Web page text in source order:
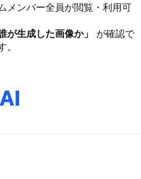
メンバー全員が閲覧・利用可
誰が生成した画像か」
が確認で